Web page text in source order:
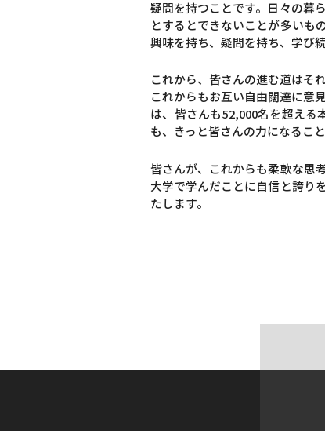
疑問を持つことです。日々の暮
とするとできないことが多いも
興味を持ち、疑問を持ち、学び
これから、皆さんの進む道はそ
これからもお互い自由闊達に意
は、皆さんも52,000名を超える
も、きっと皆さんの力になること
皆さんが、これからも柔軟な思
大学で学んだことに自信と誇り
たします。